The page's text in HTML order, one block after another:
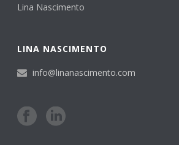
Lina Nascimento
LINA NASCIMENTO
info@linanascimento.com